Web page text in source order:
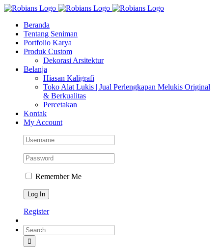
Skip
content
Facebook
Instagram
YouTube
WhatsApp
Tiktok
Beranda
Tentang Seniman
Portfolio Karya
Produk Custom
Dekorasi Arsitektur
Belanja
Hiasan Kaligrafi
Toko Alat Lukis | Jual Perlengkapan Melukis Original
& Berkualitas
Percetakan
Kontak
My Account
Remember Me
Register
Search
for: